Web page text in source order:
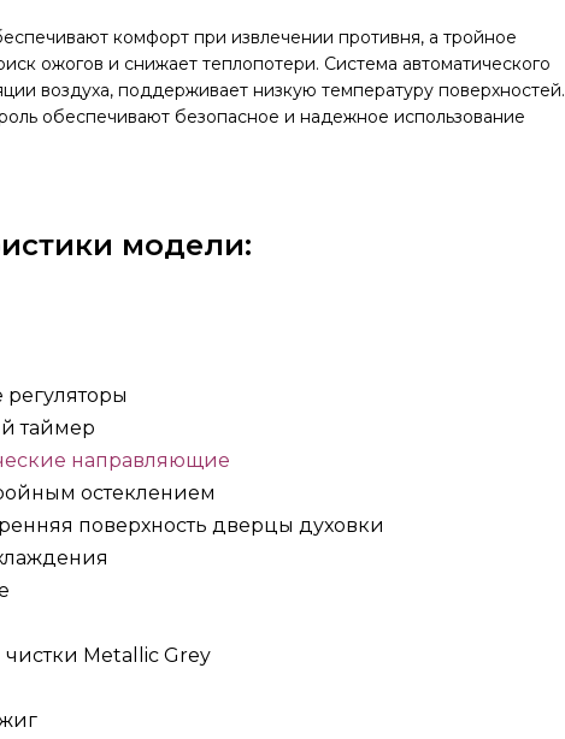
комфорт при извлечении противня, а тройное
ожогов и снижает теплопотери. Система автоматического
воздуха, поддерживает низкую температуру поверхностей.
обеспечивают безопасное и надежное использование
модели:
таймер
направляющие
остеклением
поверхность дверцы духовки
чистки Metallic Grey